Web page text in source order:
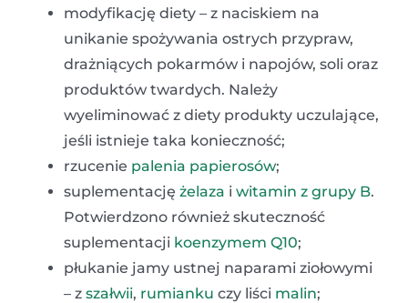
modyfikację diety – z naciskiem na
unikanie spożywania ostrych przypraw,
drażniących pokarmów i napojów, soli oraz
produktów twardych. Należy
wyeliminować z diety produkty uczulające,
jeśli istnieje taka konieczność;
rzucenie palenia papierosów;
suplementację żelaza i witamin z grupy B.
Potwierdzono również skuteczność
suplementacji koenzymem Q10;
płukanie jamy ustnej naparami ziołowymi
– z szałwii, rumianku czy liści malin;